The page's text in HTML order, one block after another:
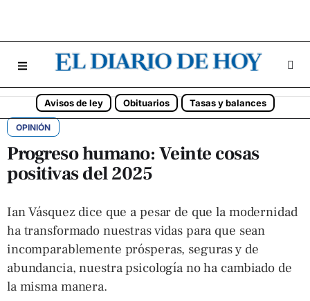
Avisos de ley Obituarios Tasas y balances
OPINIÓN
Progreso humano: Veinte cosas
positivas del 2025
Ian Vásquez dice que a pesar de que la modernidad
ha transformado nuestras vidas para que sean
incomparablemente prósperas, seguras y de
abundancia, nuestra psicología no ha cambiado de
la misma manera.